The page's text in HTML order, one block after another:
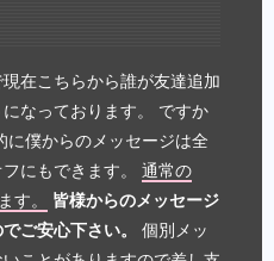
在こちらから誰が友達追加
なっております。 ですか
に僕からのメッセージは全
にもできます。 通常の
す。
皆様からのメッセージ
ご安心下さい。
個別メッ